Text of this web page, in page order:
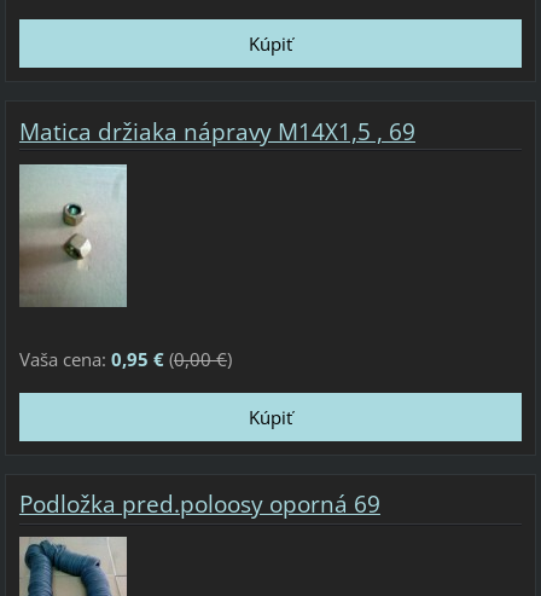
Matica držiaka nápravy M14X1,5 , 69
Vaša cena: 0,95 €(0,00 €)
Podložka pred.poloosy oporná 69